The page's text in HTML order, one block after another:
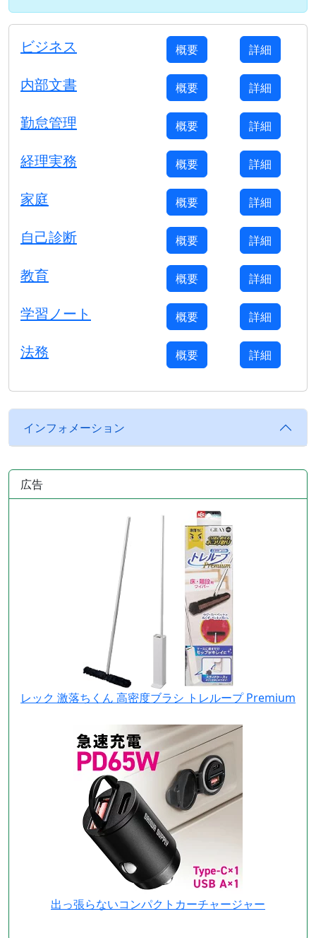
ビジネス 概要 詳細
内部文書 概要 詳細
勤怠管理 概要 詳細
経理実務 概要 詳細
家庭 概要 詳細
自己診断 概要 詳細
教育 概要 詳細
学習ノート 概要 詳細
法務 概要 詳細
インフォメーション
広告
レック 激落ちくん 高密度ブラシ トレループ Premium
出っ張らないコンパクトカーチャージャー